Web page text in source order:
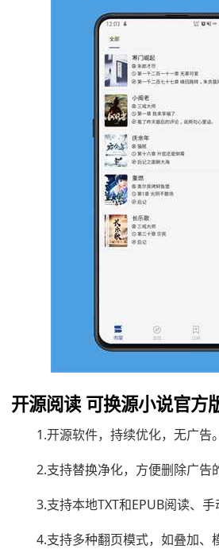
开源阅读 可换源小说官方
1.开源软件，持续优化，无广告。
2.支持替换净化，方便删除广告
3.支持本地TXT和EPUB阅读、手
4.支持多种翻页模式，如叠加、